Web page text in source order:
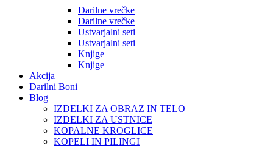
Darilne vrečke
Darilne vrečke
Ustvarjalni seti
Ustvarjalni seti
Knjige
Knjige
Akcija
Darilni Boni
Blog
IZDELKI ZA OBRAZ IN TELO
IZDELKI ZA USTNICE
KOPALNE KROGLICE
KOPELI IN PILINGI